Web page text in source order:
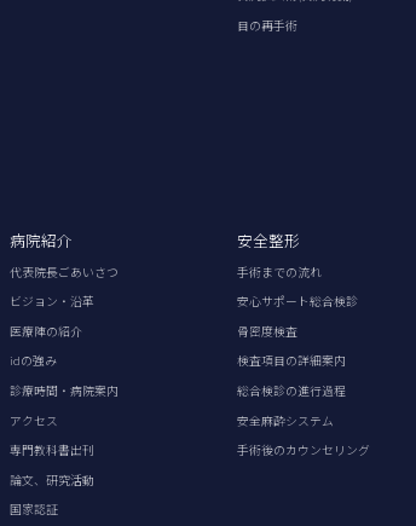
目の再手術
病院紹介
代表院長ごあいさつ
ビジョン・沿革
医療陣の紹介
idの強み
診療時間・病院案内
アクセス
専門教科書出刊
論文、研究活動
国家認証
安全整形
手術までの流れ
安心サポート総合検診
骨密度検査
検査項目の詳細案内
総合検診の進行過程
安全麻酔システム
手術後のカウンセリング